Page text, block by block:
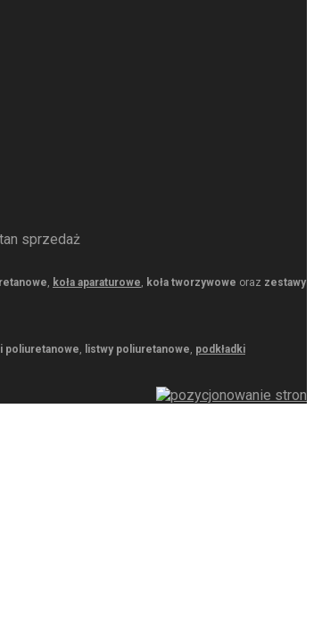
sprzedaż
koła aparaturowe koła tworzywowe oraz zestawy
poliuretanowe listwy poliuretanowe podkładki